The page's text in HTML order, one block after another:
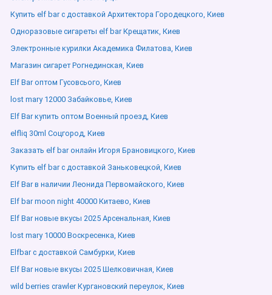
Купить elf bar с доставкой Архитектора Городецкого, Киев
Одноразовые сигареты elf bar Крещатик, Киев
Электронные курилки Академика Филатова, Киев
Магазин сигарет Рогнединская, Киев
Elf Bar оптом Гусовсього, Киев
lost mary 12000 Забайковье, Киев
Elf Bar купить оптом Военный проезд, Киев
elfliq 30ml Соцгород, Киев
Заказать elf bar онлайн Игоря Брановицкого, Киев
Купить elf bar с доставкой Заньковецкой, Киев
Elf Bar в наличии Леонида Первомайского, Киев
Elf bar moon night 40000 Китаево, Киев
Elf Bar новые вкусы 2025 Арсенальная, Киев
lost mary 10000 Воскресенка, Киев
Elfbar с доставкой Самбурки, Киев
Elf Bar новые вкусы 2025 Шелковичная, Киев
wild berries crawler Кургановский переулок, Киев